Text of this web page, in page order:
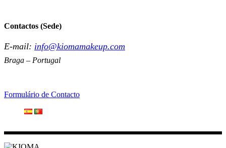
Contactos (Sede)
E-mail: info@kiomamakeup.com
Braga – Portugal
Formulário de Contacto